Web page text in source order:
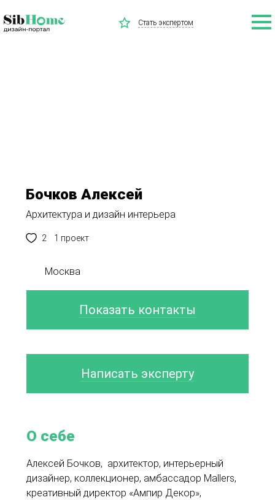
Стать экспертом
Бочков Алексей
Архитектура и дизайн интерьера
2 1 проект
О себе
Алексей Бочков, архитектор, интерьерный
дизайнер, коллекционер, амбассадор Mallers,
креативный директор «Ампир Декор»,
Москва
Показать контакты
Написать эксперту